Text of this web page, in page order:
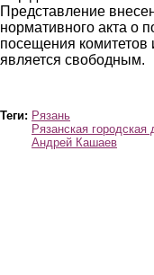
Представление
нормативного акта о
посещения комитетов
является свободным.
Теги: Рязань
Рязанская городская
Андрей Кашаев